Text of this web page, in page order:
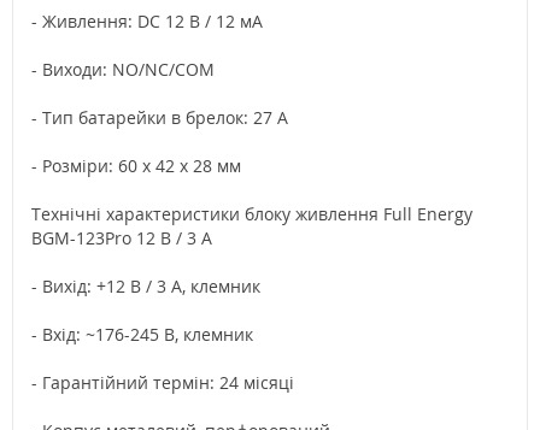
- Живлення: DC 12 В / 12 мА
- Виходи: NO/NC/COM
- Тип батарейки в брелок: 27 А
- Розміри: 60 x 42 x 28 мм
Технічні характеристики блоку живлення Full Energy
BGM-123Pro 12 В / 3 А
- Вихід: +12 В / 3 А, клемник
- Вхід: ~176-245 В, клемник
- Гарантійний термін: 24 місяці